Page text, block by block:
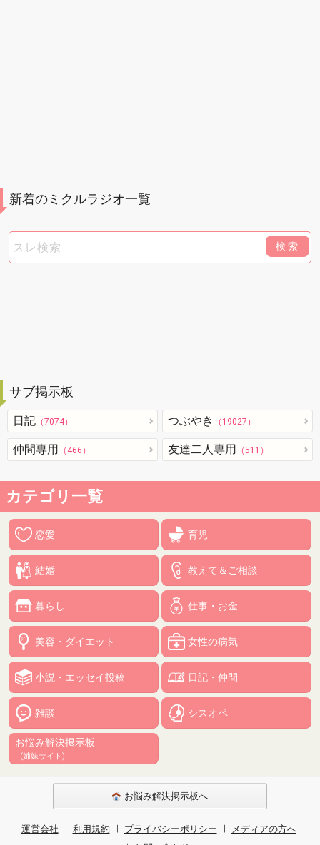
新着のミクルラジオ一覧
検索
サブ掲示板
日記 （7074） つぶやき （19027）
仲間専用 （466） 友達二人専用 （511）
カテゴリ一覧
恋愛 育児
結婚 教えて＆ご相談
暮らし 仕事・お金
美容・ダイエット 女性の病気
小説・エッセイ投稿 日記・仲間
雑談 シスオペ
お悩み解決掲示板
(姉妹サイト)
お悩み解決掲示板へ
運営会社 利用規約 プライバシーポリシー
メディアの方へ